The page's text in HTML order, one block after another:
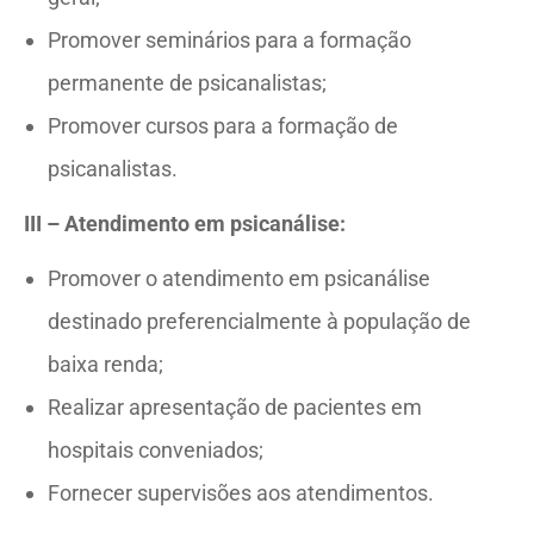
Promover seminários para a formação
permanente de psicanalistas;
Promover cursos para a formação de
psicanalistas.
III – Atendimento em psicanálise:
Promover o atendimento em psicanálise
destinado preferencialmente à população de
baixa renda;
Realizar apresentação de pacientes em
hospitais conveniados;
Fornecer supervisões aos atendimentos.